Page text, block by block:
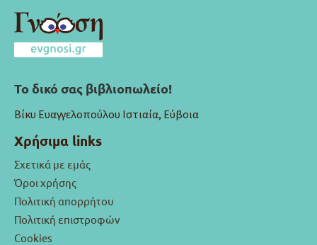
Το δικό σας βιβλιοπωλείο!
Βίκυ Ευαγγελοπούλου Ιστιαία, Εύβοια
Χρήσιμα links
Σχετικά με εμάς
Όροι χρήσης
Πολιτική απορρήτου
Πολιτική επιστροφών
Cookies